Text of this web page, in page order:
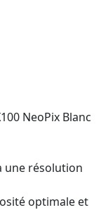
NeoPix Blanc
une résolution
optimale et